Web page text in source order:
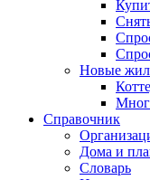
Новые
Справочник
Дома и
Словарь